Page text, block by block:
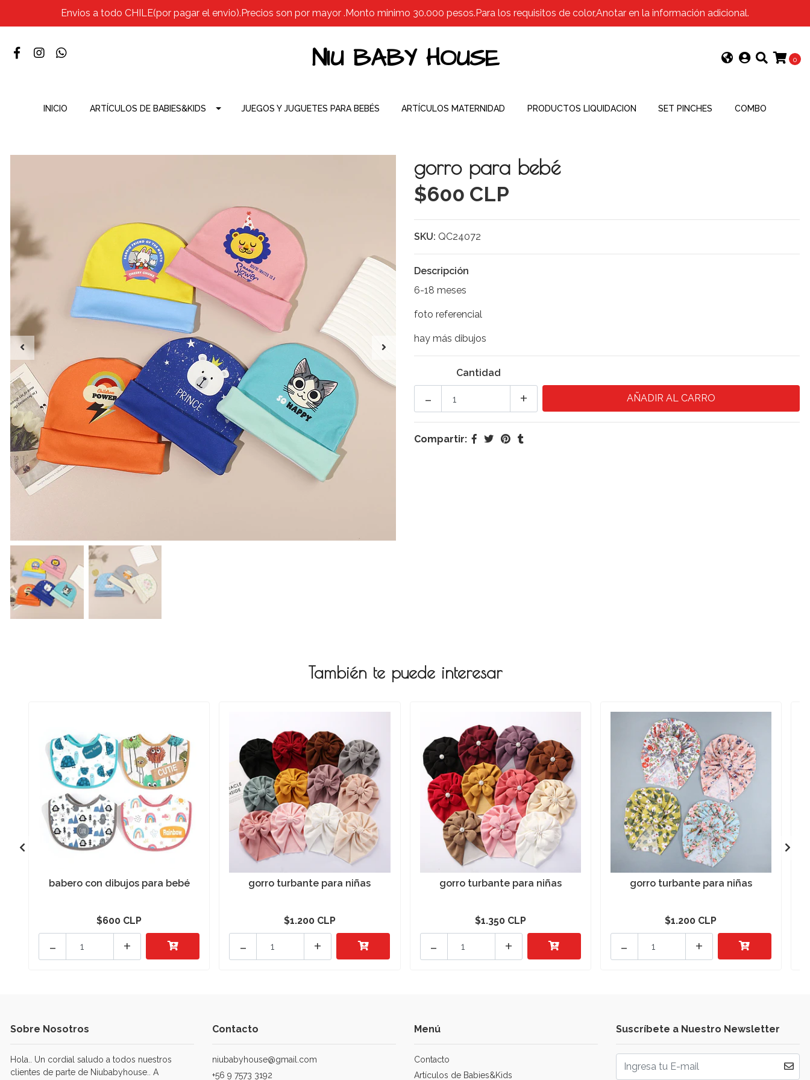
Envios a todo CHILE(por pagar el envio).Precios son por mayor .Monto minimo 30.000 pesos.Para los requisitos de color,Anotar en la información adicional.
NIU BABY HOUSE 0
INICIO ARTÍCULOS DE BABIES&KIDS JUEGOS Y JUGUETES PARA BEBÉS ARTÍCULOS MATERNIDAD PRODUCTOS LIQUIDACION SET PINCHES COMBO
gorro para bebé
$600 CLP
SKU: QC24072
Descripción
6-18 meses
foto referencial
hay más dibujos
Cantidad
+
-
Compartir:
También te puede interesar
babero con dibujos para bebé
$600 CLP
+
-
gorro turbante para niñas
$1.200 CLP
+
-
gorro turbante para niñas
$1.350 CLP
+
-
gorro turbante para niñas
$1.200 CLP
+
-
Sobre Nosotros
Hola.. Un cordial saludo a todos nuestros
clientes de parte de Niubabyhouse.. A
Contacto
niubabyhouse@gmail.com
+56 9 7573 3192
Menú
Contacto
Artículos de Babies&Kids
Suscríbete a Nuestro Newsletter